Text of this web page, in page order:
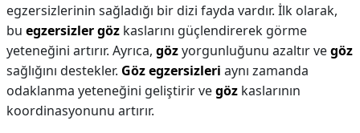
egzersizlerinin sağladığı bir dizi fayda vardır. İlk olarak,
bu egzersizler göz kaslarını güçlendirerek görme
yeteneğini artırır. Ayrıca, gözyorgunluğunu azaltır vegöz
sağlığını destekler. Göz egzersizleri aynı zamanda
odaklanma yeteneğini geliştirir vegöz kaslarının
koordinasyonunu artırır.